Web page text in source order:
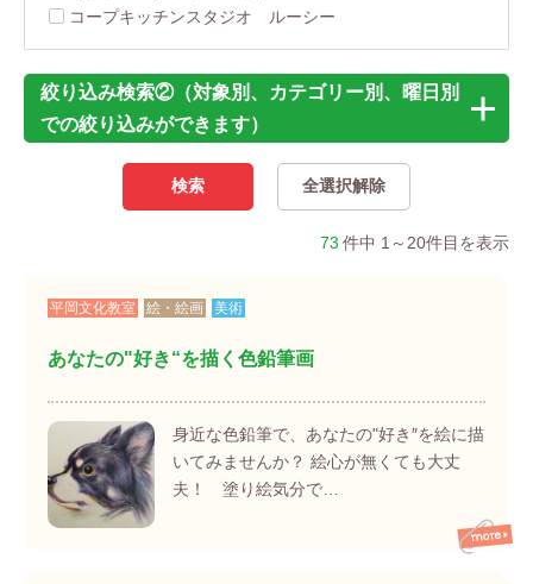
コープキッチンスタジオ ルーシー
絞り込み検索②（対象別、カテゴリー別、曜日別
での絞り込みができます）
73 件中 1～20件目を表示
平岡文化教室 絵・絵画 美術
あなたの"好き“を描く色鉛筆画
身近な色鉛筆で、あなたの"好き″を絵に描
いてみませんか？ 絵心が無くても大丈
夫！ 塗り絵気分で…